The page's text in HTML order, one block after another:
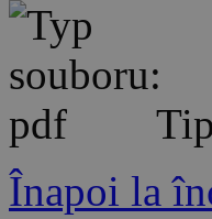
Înapoi la